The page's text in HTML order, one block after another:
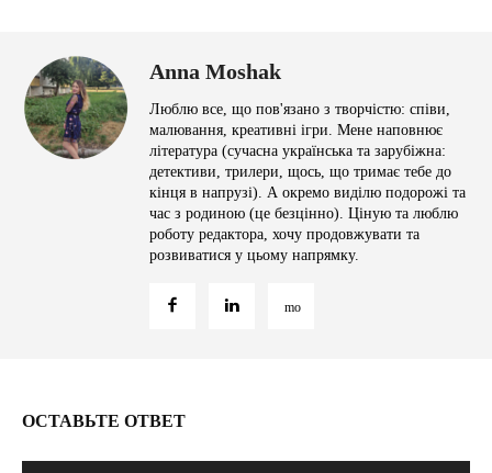
Anna Moshak
Люблю все, що пов'язано з творчістю: співи,
малювання, креативні ігри. Мене наповнює
література (сучасна українська та зарубіжна:
детективи, трилери, щось, що тримає тебе до
кінця в напрузі). А окремо виділю подорожі та
час з родиною (це безцінно). Ціную та люблю
роботу редактора, хочу продовжувати та
розвиватися у цьому напрямку.
ОСТАВЬТЕ ОТВЕТ